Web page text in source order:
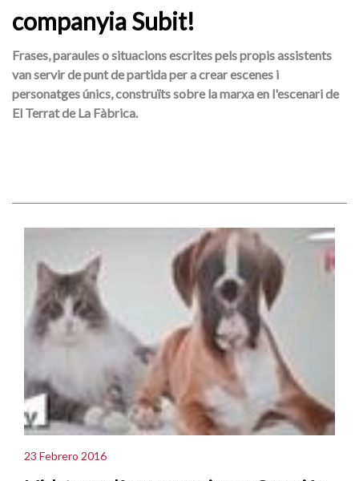
companyia Subit!
Frases, paraules o situacions escrites pels propis assistents
van servir de punt de partida per a crear escenes i
personatges únics, construïts sobre la marxa en l'escenari de
El Terrat de La Fàbrica.
23 Febrero 2016